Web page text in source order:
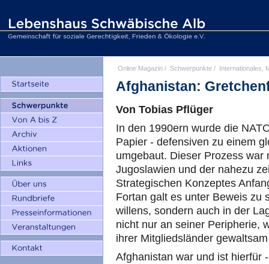
Online Magazin / Schwerpunkte / Internationales,
Afghanistan:
Von Tobias Pflüger
In den 1990ern wurde die
Papier - defensiven zu einem
umgebaut. Dieser Prozess war
Jugoslawien und der nahezu
Strategischen Konzeptes
Fortan galt es unter Beweis zu
willens, sondern auch in der
nicht nur an seiner Peripherie,
ihrer Mitgliedsländer
Afghanistan war und ist hierfür